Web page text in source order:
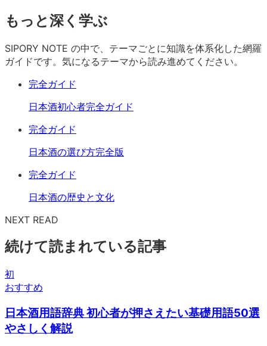
もっと深く学ぶ
SIPORY NOTE の中で、テーマごとに知識を体系化した網羅
ガイドです。気になるテーマから読み進めてください。
完全ガイド
日本酒初心者完全ガイド
完全ガイド
日本酒の選び方完全版
完全ガイド
日本酒の歴史と文化
NEXT READ
続けて読まれている記事
初
おすすめ
日本酒用語辞典 初心者が押さえたい基礎用語50選
やさしく解説